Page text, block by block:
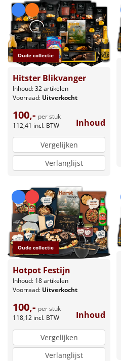
Oude collectie
Hitster Blikvanger
Inhoud: 32 artikelen
Voorraad: Uitverkocht
100,- per stuk
112,41 incl. BTW Inhoud
Vergelijken
Verlanglijst
Oude collectie
Hotpot Festijn
Inhoud: 18 artikelen
Voorraad: Uitverkocht
100,- per stuk
118,12 incl. BTW Inhoud
Vergelijken
Verlanglijst